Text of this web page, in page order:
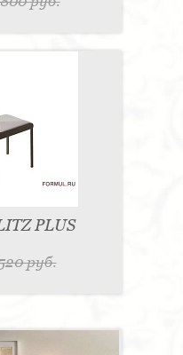
PLUS
руб.